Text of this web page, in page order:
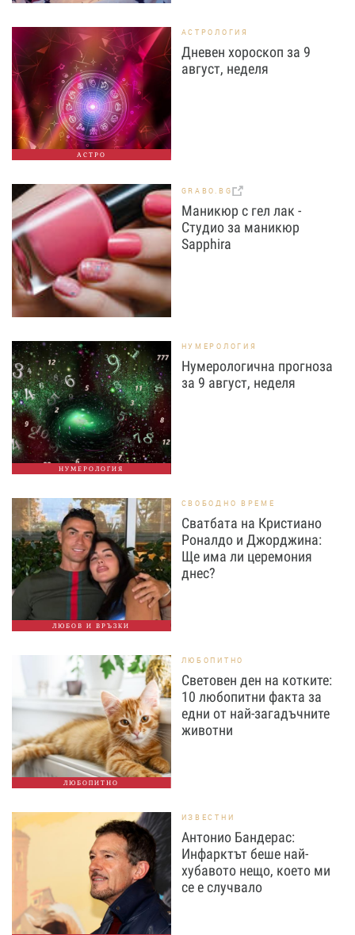
АСТРО
АСТРОЛОГИЯ
Дневен хороскоп за 9
август, неделя
GRABO.BG
Маникюр с гел лак -
Студио за маникюр
Sapphira
НУМЕРОЛОГИЯ
НУМЕРОЛОГИЯ
Нумерологична прогноза
за 9 август, неделя
ЛЮБОВ И ВРЪЗКИ
СВОБОДНО ВРЕМЕ
Сватбата на Кристиано
Роналдо и Джорджина:
Ще има ли церемония
днес?
ЛЮБОПИТНО
ЛЮБОПИТНО
Световен ден на котките:
10 любопитни факта за
едни от най-загадъчните
животни
ИЗВЕСТНИ
Антонио Бандерас:
Инфарктът беше най-
хубавото нещо, което ми
се е случвало